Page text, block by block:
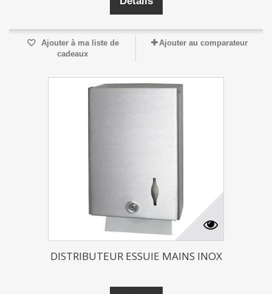
Ajouter à ma liste de
cadeaux
Ajouter au comparateur
DISTRIBUTEUR ESSUIE MAINS INOX